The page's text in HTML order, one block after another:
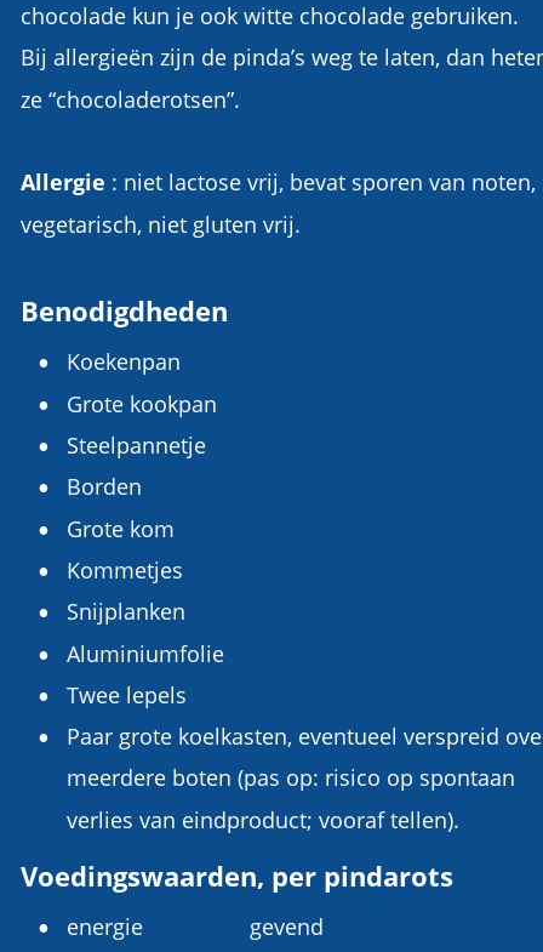
chocolade kun je ook witte chocolade gebruiken.
Bij allergieën zijn de pinda’s weg te laten, dan
ze “chocoladerotsen”.
Allergie : niet lactose vrij, bevat sporen van noten,
vegetarisch, niet gluten vrij.
Benodigdheden
• Koekenpan
• Grote kookpan
• Steelpannetje
• Borden
• Grote kom
• Kommetjes
• Snijplanken
• Aluminiumfolie
• Twee lepels
•
Paar grote koelkasten, eventueel verspreid
meerdere boten (pas op: risico op spontaan
verlies van eindproduct; vooraf tellen).
Voedingswaarden, per pindarots
• energie gevend